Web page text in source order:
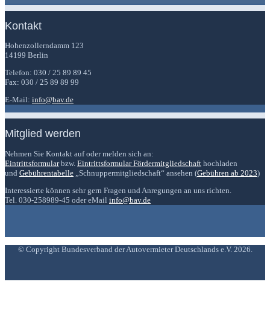
Kontakt
Hohenzollerndamm 123
14199 Berlin
Telefon: 030 / 25 89 89 45
Fax: 030 / 25 89 89 99
E-Mail: info@bav.de
Mitglied werden
Nehmen Sie Kontakt auf oder melden sich an:
Eintrittsformularbzw. Eintrittsformular Fördermitgliedschaft hochladen
und Gebührentabelle „Schnuppermitgliedschaft“ ansehen (Gebühren ab 2023)
Interessierte können sehr gern Fragen und Anregungen an uns richten.
Tel. 030-258989-45 oder eMail info@bav.de
© Copyright Bundesverband der Autovermieter Deutschlands e.V. 2026.